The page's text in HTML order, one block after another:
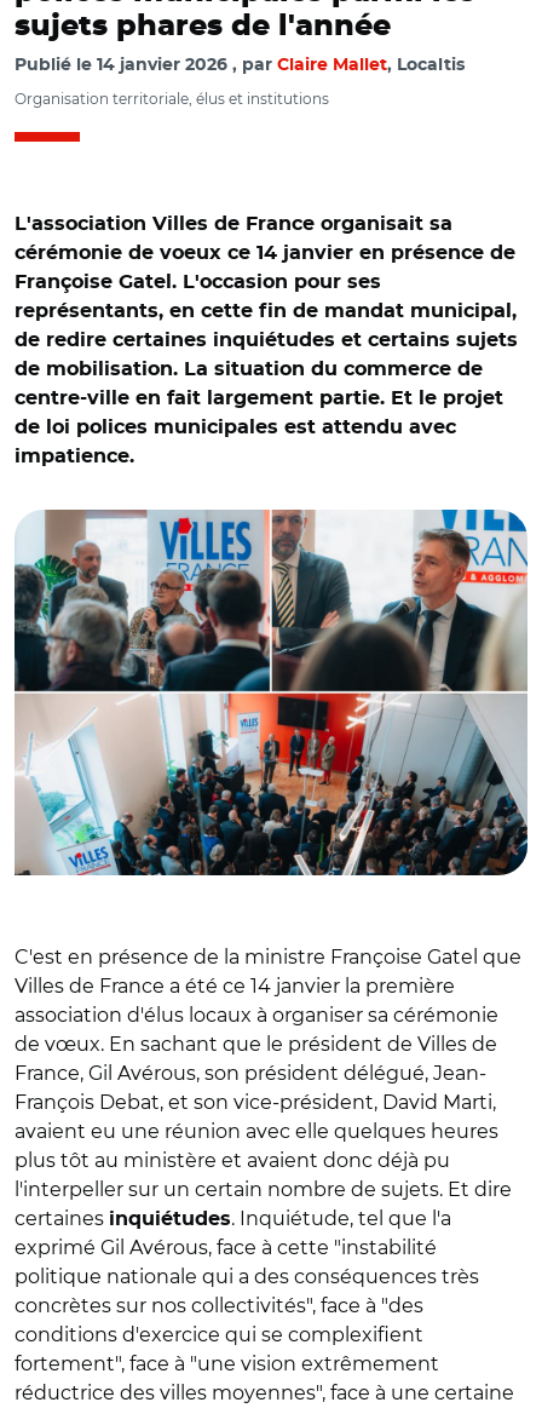
sujets phares de l'année
Publié le 14 janvier 2026 par Claire Mallet, Localtis
Organisation territoriale, élus et institutions
L'association Villes de France organisait sa
cérémonie de voeux ce 14 janvier en présence de
Françoise Gatel. L'occasion pour ses
représentants, en cette fin de mandat municipal,
de redire certaines inquiétudes et certains sujets
de mobilisation. La situation du commerce de
centre-ville en fait largement partie. Et le projet
de loi polices municipales est attendu avec
impatience.
© @VillesdeFrance/ Jean-François Debat, Françoise Gatel
et Gil Avérous lors de la cérémonie des vœux de Villes de
C'est en présence de la ministre Françoise Gatel que
Villes de France a été ce 14 janvier la première
association d'élus locaux à organiser sa cérémonie
de vœux. En sachant que le président de Villes de
France, Gil Avérous, son président délégué, Jean-
François Debat, et son vice-président, David Marti,
avaient eu une réunion avec elle quelques heures
plus tôt au ministère et avaient donc déjà pu
l'interpeller sur un certain nombre de sujets. Et dire
certaines inquiétudes. Inquiétude, tel que l'a
exprimé Gil Avérous, face à cette "instabilité
politique nationale qui a des conséquences très
concrètes sur nos collectivités", face à "des
conditions d'exercice qui se complexifient
fortement", face à "une vision extrêmement
réductrice des villes moyennes", face à une certaine